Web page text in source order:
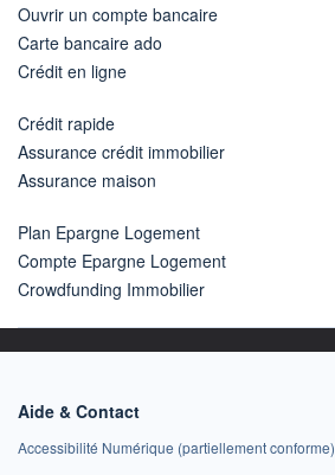
Ouvrir un compte bancaire
Carte bancaire ado
Crédit en ligne
Crédit rapide
Assurance crédit immobilier
Assurance maison
Plan Epargne Logement
Compte Epargne Logement
Crowdfunding Immobilier
Aide & Contact
Accessibilité Numérique (partiellement conforme)